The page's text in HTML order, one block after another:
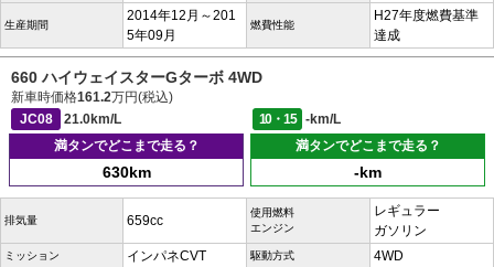
生産期間
2014年12月～201
5年09月
燃費性能
H27年度燃費基準
達成
660 ハイウェイスターGターボ 4WD
新車時価格161.2万円(税込)
JC08
21.0km/L 10・15
-km/L
満タンでどこまで走る？
630km
満タンでどこまで走る？
-km
排気量 659cc
使用燃料
エンジン
レギュラー
ガソリン
ミッション インパネCVT 駆動方式 4WD